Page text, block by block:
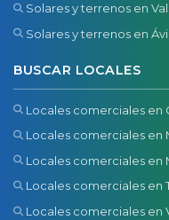
Solares y terrenos en
Solares y terrenos en
BUSCAR LOCALES
Locales comerciales en
Locales comerciales en
Locales comerciales en
Locales comerciales en
Locales comerciales en